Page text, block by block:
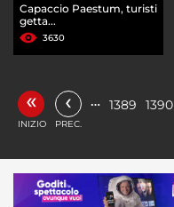
Capaccio Paestum, turisti
getta...
3630
«
INIZIO
‹
PREC.
… 1389 1390